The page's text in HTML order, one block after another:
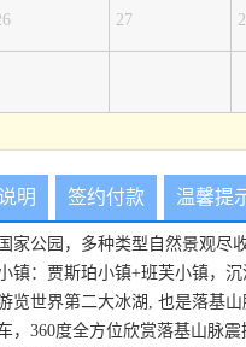
27
明 签约付款 温馨提
家公园，多种类型自然景观尽
镇：贾斯珀小镇+班芙小镇，
览世界第二大冰湖, 也是落基
，360度全方位欣赏落基山脉震